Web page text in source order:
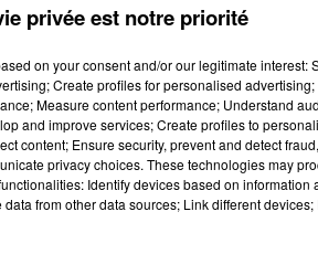
de 17h à 19h, en
chargée de la Démocratie
privée est notre priorité
on your consent and/or our legitimate interest:
Create profiles for personalised
Measure content performance; Understand
and improve services; Create profiles to
content; Ensure security, prevent and detect
privacy choices. These technologies may
Identify devices based on information
from other data sources; Link different